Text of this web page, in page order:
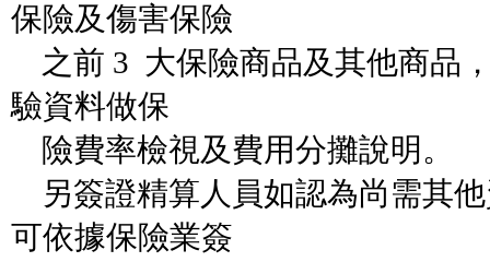
保險及傷害保險
之前 3 大保險商品及其他商品
驗資料做保
險費率檢視及費用分攤說明。
另簽證精算人員如認為尚需其
可依據保險業簽